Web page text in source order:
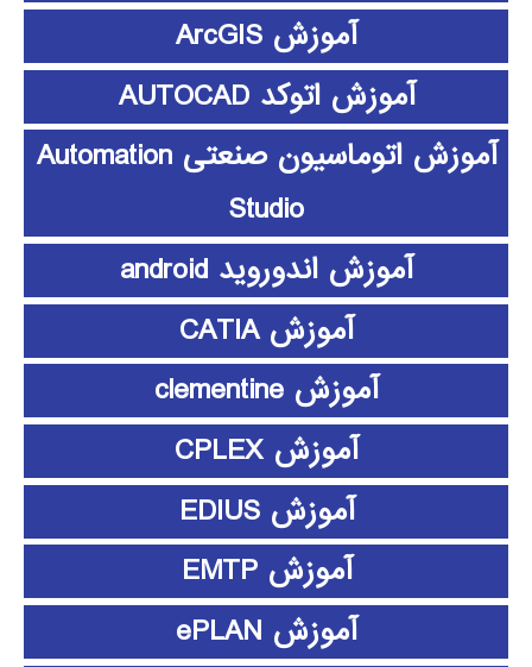
آموزش ArcGIS
آموزش اتوکد AUTOCAD
آموزش اتوماسیون صنعتی Automation
Studio
آموزش اندوروید android
آموزش CATIA
آموزش clementine
آموزش CPLEX
آموزش EDIUS
آموزش EMTP
آموزش ePLAN